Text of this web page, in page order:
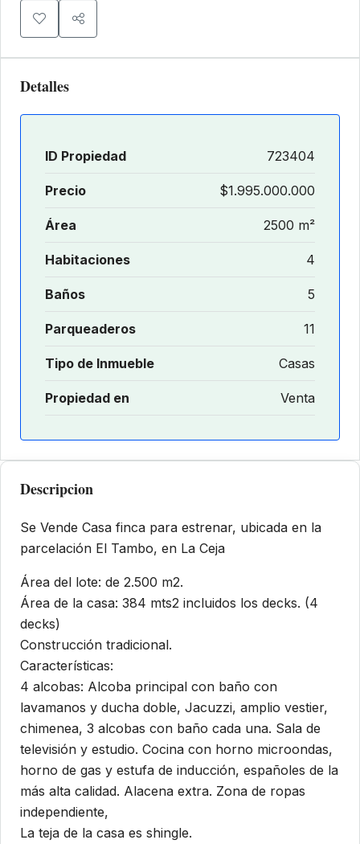
Detalles
ID Propiedad 723404
Precio $1.995.000.000
Área 2500 m²
Habitaciones 4
Baños 5
Parqueaderos 11
Tipo de Inmueble Casas
Propiedad en Venta
Descripcion
Se Vende Casa finca para estrenar, ubicada en la
parcelación El Tambo, en La Ceja
Área del lote: de 2.500 m2.
Área de la casa: 384 mts2 incluidos los decks. (4
decks)
Construcción tradicional.
Características:
4 alcobas: Alcoba principal con baño con
lavamanos y ducha doble, Jacuzzi, amplio vestier,
chimenea, 3 alcobas con baño cada una. Sala de
televisión y estudio. Cocina con horno microondas,
horno de gas y estufa de inducción, españoles de la
más alta calidad. Alacena extra. Zona de ropas
independiente,
La teja de la casa es shingle.